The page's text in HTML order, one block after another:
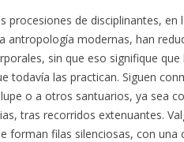
procesiones de disciplinantes,
antropología modernas, han
sin que eso signifique
todavía las practican. Siguen
o a otros santuarios, ya sea
tras recorridos extenuantes.
forman filas silenciosas, con una